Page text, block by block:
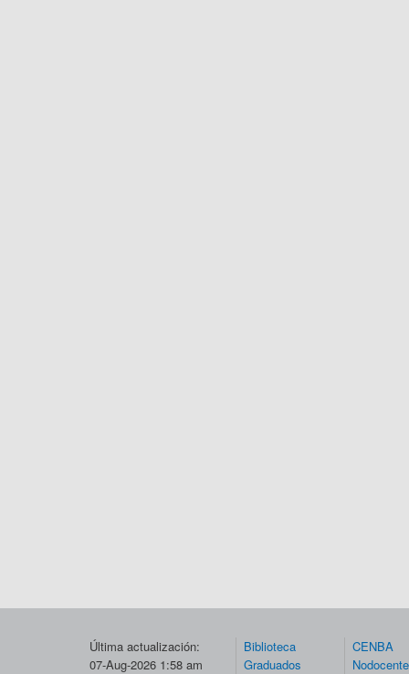
Última actualización:
07-Aug-2026 1:58 am
Biblioteca
Graduados
CENBA